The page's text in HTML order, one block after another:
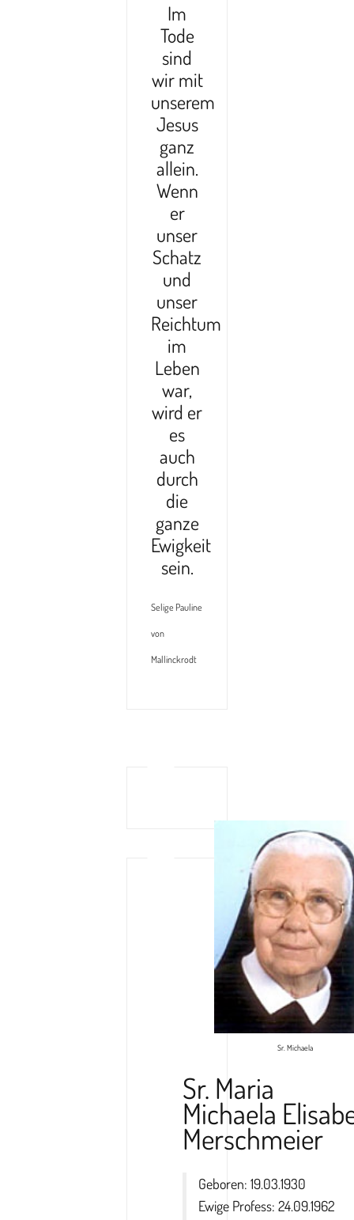
Im
Tode
sind
wir mit
unserem
Jesus
ganz
allein.
Wenn
er
unser
Schatz
und
unser
Reichtum
im
Leben
war,
wird er
es
auch
durch
die
ganze
Ewigkeit
sein.
Selige Pauline
von
Mallinckrodt
Sr. Michaela
Sr. Maria
Michaela
Merschmeier
Geboren: 19.03.1930
Ewige Profess: 24.09.1962